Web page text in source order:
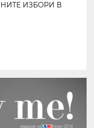
ИЗБОРИ В
НА ЛИЧНИТЕ ДАННИ